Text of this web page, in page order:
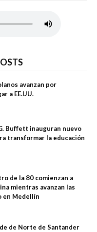
avanzan por
a EE.UU.
Buffett inauguran nuevo
transformar la educación
de la 80 comienzan a
mientras avanzan las
en Medellín
de Norte de Santander